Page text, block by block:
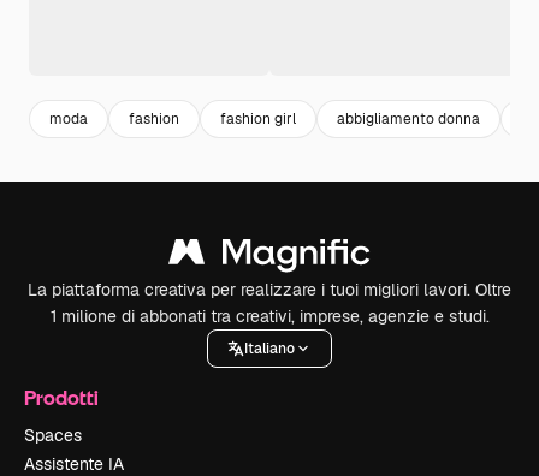
moda fashion fashion girl abbigliamento donna
La piattaforma creativa per realizzare i tuoi migliori lavori. Oltre
1 milione di abbonati tra creativi, imprese, agenzie e studi.
Italiano
Prodotti
Spaces
Assistente IA